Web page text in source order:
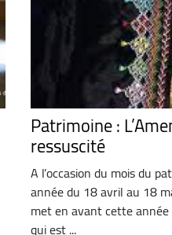
Patrimoine :
ressuscité
A l’occasion du mois du
année du 18 avril au 18
met en avant cette
qui est ...